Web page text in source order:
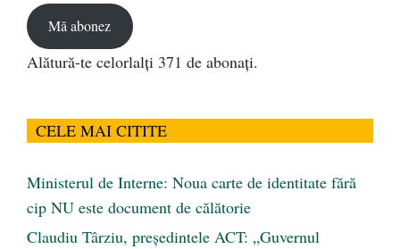
Mă abonez
Alătură-te celorlalți 371 de abonați.
CELE MAI CITITE
Ministerul de Interne: Noua carte de identitate fără
cip NU este document de călătorie
Claudiu Târziu, președintele ACT: „Guvernul